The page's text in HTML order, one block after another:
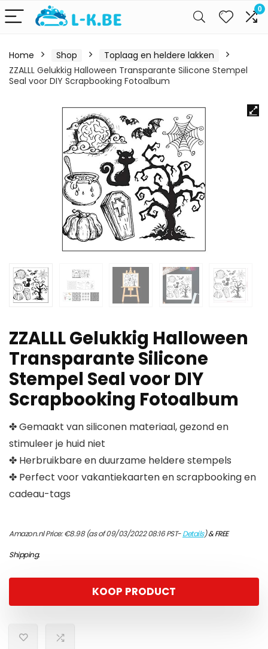
0
Home Shop
Toplaag en heldere lakken
ZZALLL Gelukkig Halloween Transparante Silicone Stempel
Seal voor DIY Scrapbooking Fotoalbum
ZZALLL Gelukkig Halloween
Transparante Silicone
Stempel Seal voor DIY
Scrapbooking Fotoalbum
✤ Gemaakt van siliconen materiaal, gezond en
stimuleer je huid niet
✤ Herbruikbare en duurzame heldere stempels
✤ Perfect voor vakantiekaarten en scrapbooking en
cadeau-tags
Amazon.nl Price:€8.98(as of 09/03/2022 08:16 PST-Details)&FREE
Shipping.
KOOP PRODUCT